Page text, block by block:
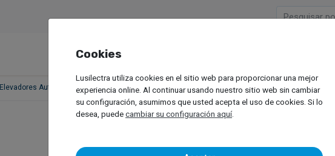
Elevadores Automóviles Elevadores de Vehículos Pesados Tijera / Elevadores de Plataformas
Nussbaum
Cookies
Lusilectra utiliza cookies en el sitio web para proporcionar una mejor
experiencia online. Al continuar usando nuestro sitio web sin cambiar
su configuración, asumimos que usted acepta el uso de cookies. Si lo
desea, puedecambiar su configuración aquí.